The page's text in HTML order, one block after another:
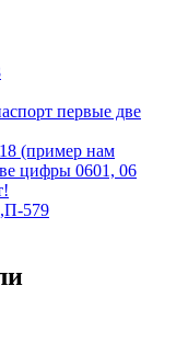
первые две
(пример нам
цифры 0601, 06
579